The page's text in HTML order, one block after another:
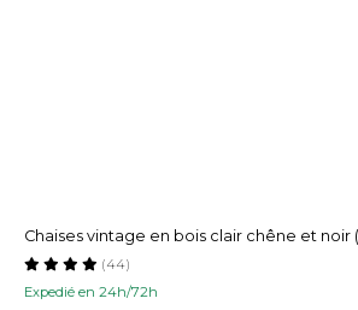
Chaises vintage en bois clair chêne et noir
Expedié en 24h/72h
(44)